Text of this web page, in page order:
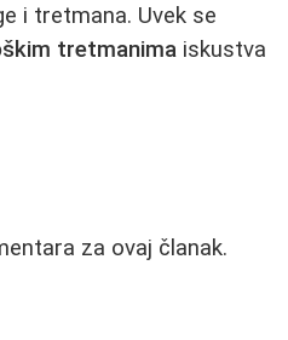
i tretmana. Uvek se
tretmanima iskustva
za ovaj članak.